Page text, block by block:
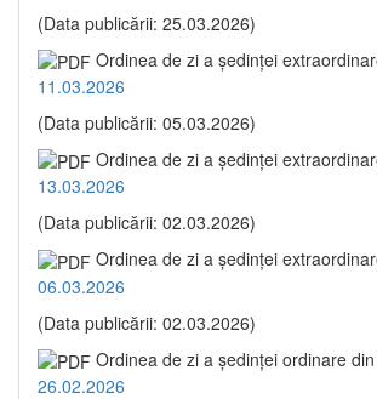
(Data publicării: 25.03.2026)
Ordinea de zi a şedinţei
11.03.2026
(Data publicării: 05.03.2026)
Ordinea de zi a şedinţei
13.03.2026
(Data publicării: 02.03.2026)
Ordinea de zi a şedinţei
06.03.2026
(Data publicării: 02.03.2026)
Ordinea de zi a şedinţei ordinare
26.02.2026